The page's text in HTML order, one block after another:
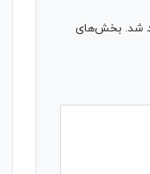
شد. بخش‌های